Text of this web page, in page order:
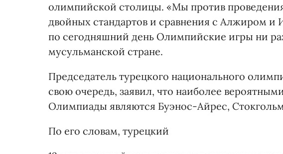
олимпийской столицы. «Мы против
двойных стандартов и сравнения с Алжиром и
по сегодняшний день Олимпийские игры ни
мусульманской стране.
Председатель турецкого национального
свою очередь, заявил, что наиболее
Олимпиады являются Буэнос-Айрес,
По его словам, турецкий